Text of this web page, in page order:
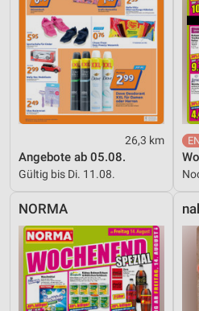
26,3 km
Angebote ab 05.08.
Gültig bis Di. 11.08.
NORMA
Verwendung von Profilen zur
personalisierter Werbung
Erstellung von Profilen zur
von Inhalten
Verwendung von Profilen zur
personalisierter Inhalte
Messung der Werbeleistung
Messung der Performance von
Analyse von Zielgruppen durch
Kombinationen von Daten aus
Quellen
Entwicklung und Verbesserung